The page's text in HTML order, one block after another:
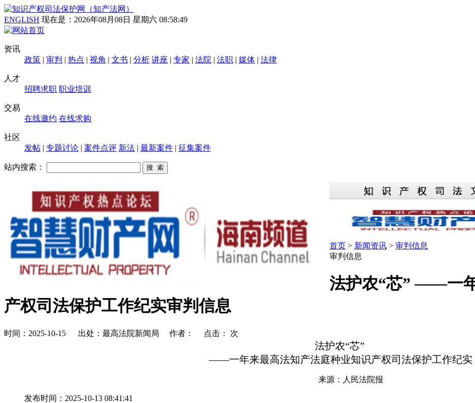
ENGLISH 现在是： 2026年08月08日 星期六 08:58:50
资讯
政策 | 审判 | 热点 | 视角 | 文书 | 分析 讲座 | 专家 | 法院 | 法职 | 媒体 | 法律
人才
招聘求职 职业培训
交易
在线邀约 在线求购
社区
发帖 | 专题讨论 | 案件点评 新法 | 最新案件 | 征集案件
站内搜索：
首页 > 新闻资讯 > 审判信息
审判信息
法护农“芯” ——一
产权司法保护工作纪实审判信息
时间：2025-10-15 出处：最高法院新闻局 作者： 点击： 次
法护农“芯”
——一年来最高法知产法庭种业知识产权司法保护工作纪实
来源：人民法院报
发布时间：2025-10-13 08:41:41